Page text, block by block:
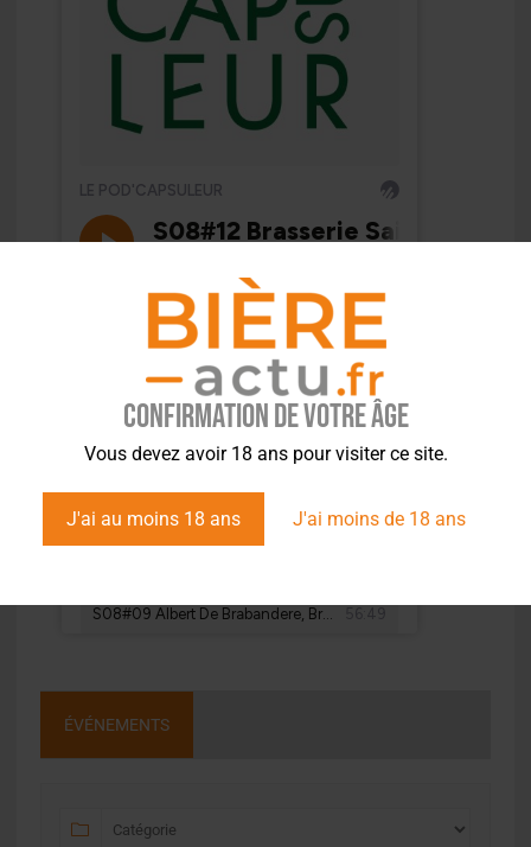
Confirmation de votre âge
Vous devez avoir 18 ans pour visiter ce site.
J'ai au moins 18 ans J'ai moins de 18 ans
ÉVÉNEMENTS